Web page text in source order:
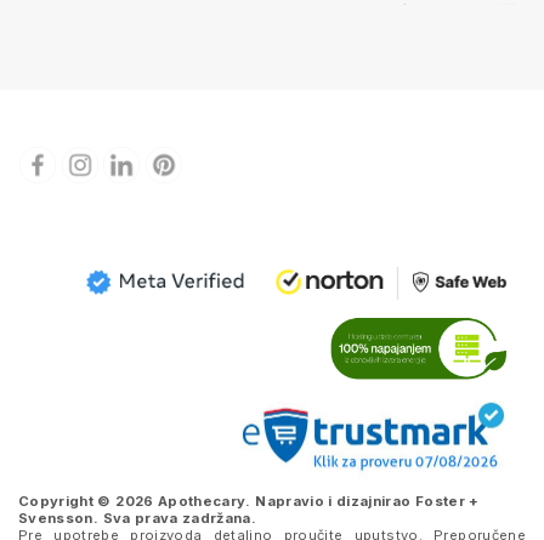
Copyright © 2026 Apothecary. Napravio i dizajnirao Foster +
Svensson. Sva prava zadržana.
Pre upotrebe proizvoda detaljno proučite uputstvo. Preporučene